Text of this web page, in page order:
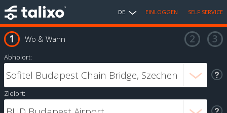
DE EINLOGGEN SELF SERVICE
Wo & Wann
Abholort:
Zielort: